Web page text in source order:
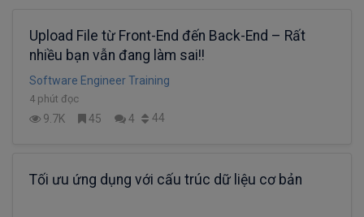
Upload File từ Front-End đến Back-End – Rất
nhiều bạn vẫn đang làm sai!!
Software Engineer Training
4 phút đọc
9.7K 45 4 44
Tối ưu ứng dụng với cấu trúc dữ liệu cơ bản